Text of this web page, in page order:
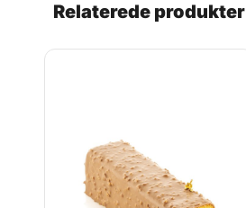
Relaterede produkter